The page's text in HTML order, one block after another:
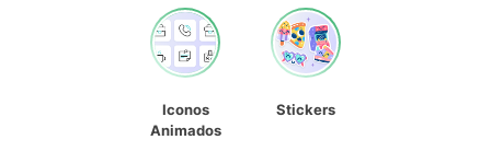
Iconos
Animados
Stickers